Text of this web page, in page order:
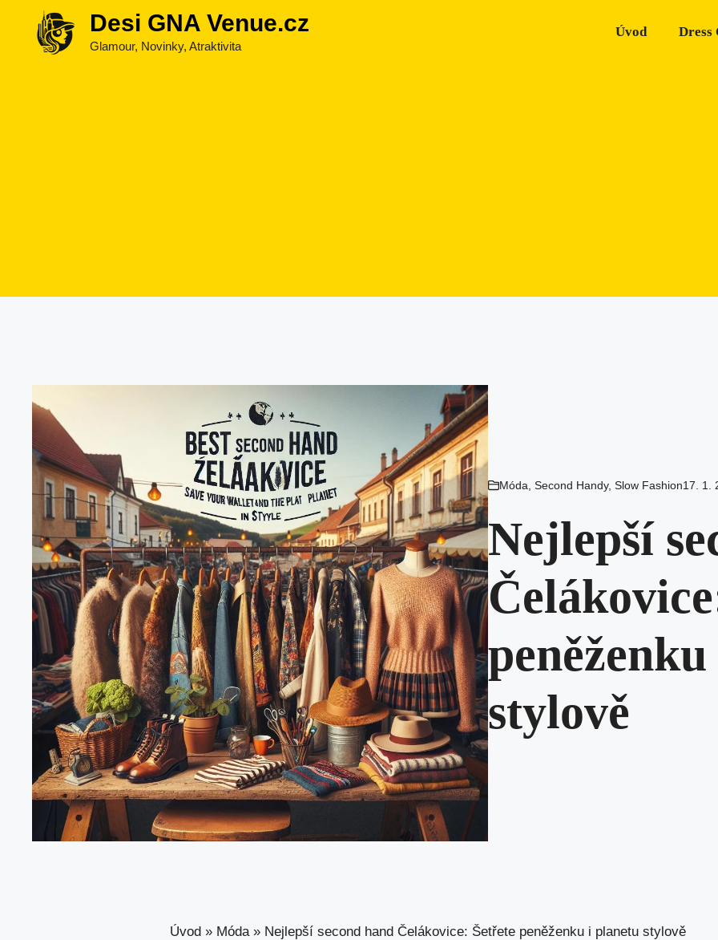
Přeskočit
Desi GNA Venue.cz
Glamour, Novinky, Atraktivita
Úvod Dress
Móda Second Handy, Slow Fashion17. 1.
Nejlepší
stylově
Úvod » Móda » Nejlepší second hand Čelákovice: Šetřete peněženku i planetu stylově